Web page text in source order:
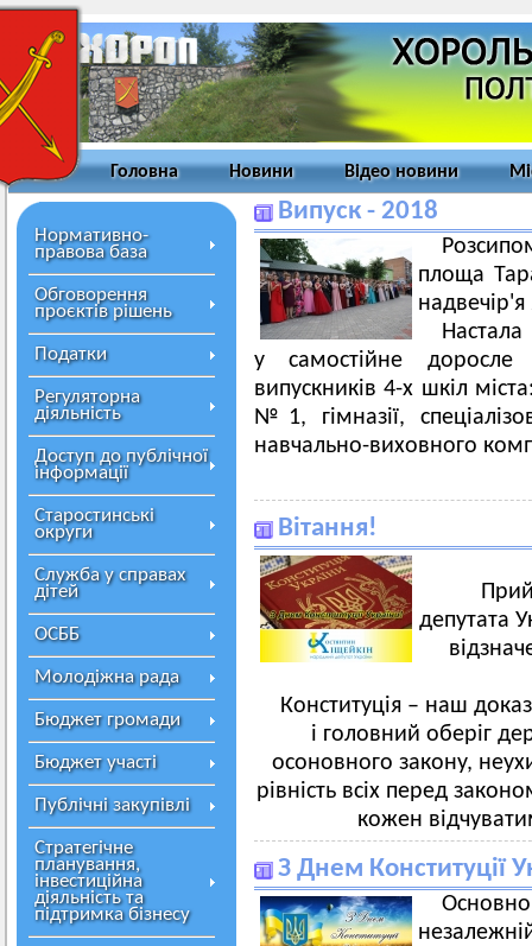
Головна Новини Відео новини
Нормативно-
правова база
Обговорення
проєктів рішень
Податки
Регуляторна
діяльність
Доступ до публічної
інформації
Старостинські
округи
Служба у справах
дітей
ОСББ
Молодіжна рада
Бюджет громади
Бюджет участі
Публічні закупівлі
Стратегічне
планування,
інвестиційна
діяльність та
підтримка бізнесу
Випуск - 2018
площа
у самостійне
випускників 4-х шкіл
№1, гімназії,
навчально-виховного
Вітання!
депутата
Конституція – наш
і головний оберіг
осоновного закону,
рівність всіх перед
кожен
З Днем Конституції